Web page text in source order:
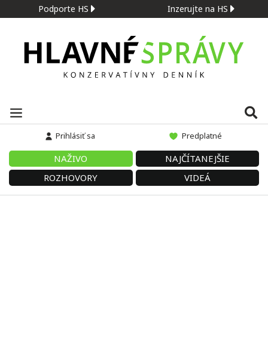
Podporte HS Inzerujte na HS
Prihlásiť sa Predplatné
NAŽIVO
NAJČÍTANEJŠIE
ROZHOVORY
VIDEÁ